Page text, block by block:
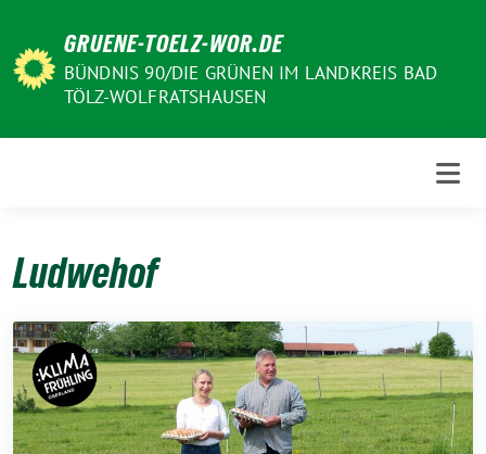
zum
Inhalt
GRUENE-TOELZ-WOR.DE
BÜNDNIS 90/DIE GRÜNEN IM LANDKREIS BAD
TÖLZ-WOLFRATSHAUSEN
Ludwehof